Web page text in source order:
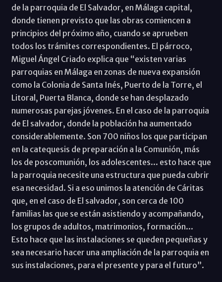
de la parroquia de El Salvador, en Málaga capital,
donde tienen previsto que las obras comiencen a
principios del próximo año, cuando se aprueben
todos los trámites correspondientes. El párroco,
Miguel Ángel Criado explica que “existen varias
parroquias en Málaga en zonas de nueva expansión
como la Colonia de Santa Inés, Puerto de la Torre, el
Litoral, Puerta Blanca, donde se han desplazado
numerosas parejas jóvenes. En el caso de la parroquia
de El salvador, donde la población ha aumentado
considerablemente. Son 700 niños los que participan
en la catequesis de preparación a la Comunión, más
los de poscomunión, los adolescentes... esto hace que
la parroquia necesite una estructura que pueda cubrir
esa necesidad. Si a eso unimos la atención de Cáritas
que, en el caso de El salvador, son cerca de 100
familias las que se están asistiendo y acompañando,
los grupos de adultos, matrimonios, formación...
Esto hace que las instalaciones se queden pequeñas y
sea necesario hacer una ampliación de la parroquia en
sus instalaciones, para el presente y para el futuro”.